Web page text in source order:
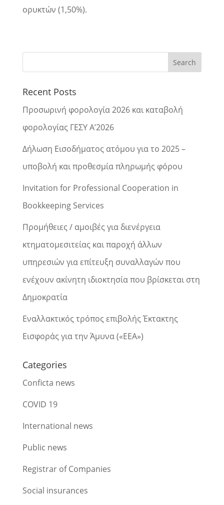
ορυκτών (1,50%).
Recent Posts
Προσωρινή φορολογία 2026 και καταβολή
φορολογίας ΓΕΣΥ Α’2026
Δήλωση Εισοδήματος ατόμου για το 2025 –
υποβολή και προθεσμία πληρωμής φόρου
Invitation for Professional Cooperation in
Bookkeeping Services
Προμήθειες / αμοιβές για διενέργεια
κτηματομεσιτείας και παροχή άλλων
υπηρεσιών για επίτευξη συναλλαγών που
ενέχουν ακίνητη ιδιοκτησία που βρίσκεται στη
Δημοκρατία
Εναλλακτικός τρόπος επιβολής Έκτακτης
Εισφοράς για την Άμυνα («ΕΕΑ»)
Categories
Conficta news
COVID 19
International news
Public news
Registrar of Companies
Social insurances